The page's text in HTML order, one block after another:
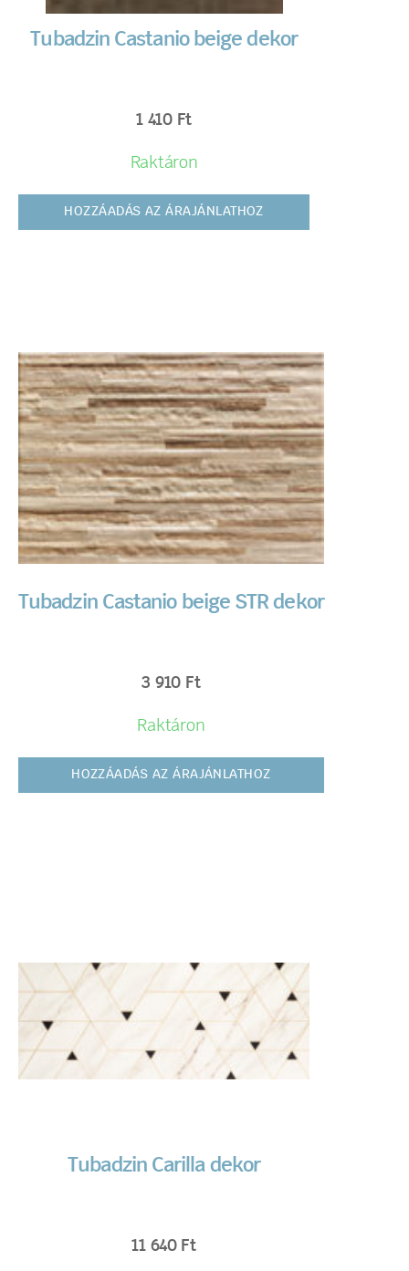
Tubadzin Castanio beige dekor
1 410 Ft
Raktáron
HOZZÁADÁS AZ ÁRAJÁNLATHOZ
Tubadzin Castanio beige STR dekor
3 910 Ft
Raktáron
HOZZÁADÁS AZ ÁRAJÁNLATHOZ
Tubadzin Carilla dekor
11 640 Ft